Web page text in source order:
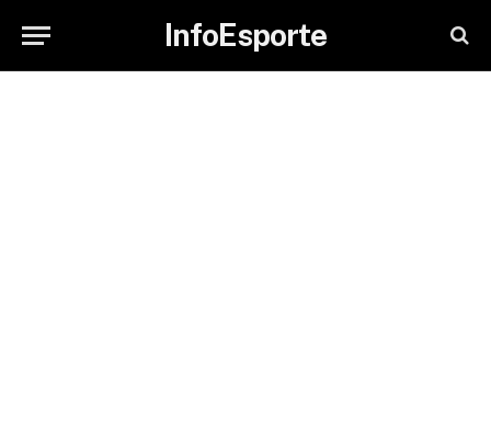
InfoEsporte